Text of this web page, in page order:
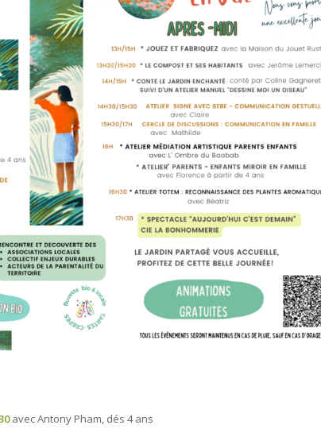
avec Antony Pham, dés 4 ans